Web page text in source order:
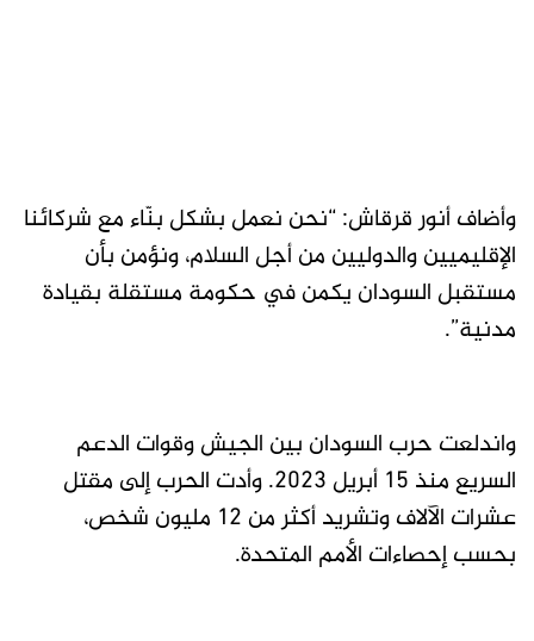
وأضاف أنور قرقاش: “نحن نعمل بشكل بنّاء مع شركائنا
الإقليميين والدوليين من أجل السلام، ونؤمن بأن
مستقبل السودان يكمن في حكومة مستقلة بقيادة
مدنية”.
واندلعت حرب السودان بين الجيش وقوات الدعم
السريع منذ 15 أبريل 2023. وأدت الحرب إلى مقتل
عشرات الآلاف وتشريد أكثر من 12 مليون شخص،
بحسب إحصاءات الأمم المتحدة.